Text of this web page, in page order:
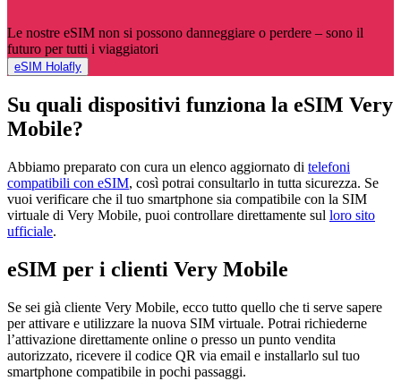
Le nostre eSIM non si possono danneggiare o perdere – sono il
futuro per tutti i viaggiatori
eSIM Holafly
Su quali dispositivi funziona la eSIM Very
Mobile?
Abbiamo preparato con cura un elenco aggiornato di telefoni
compatibili con eSIM, così potrai consultarlo in tutta sicurezza. Se
vuoi verificare che il tuo smartphone sia compatibile con la SIM
virtuale di Very Mobile, puoi controllare direttamente sul loro sito
ufficiale.
eSIM per i clienti Very Mobile
Se sei già cliente Very Mobile, ecco tutto quello che ti serve sapere
per attivare e utilizzare la nuova SIM virtuale. Potrai richiederne
l’attivazione direttamente online o presso un punto vendita
autorizzato, ricevere il codice QR via email e installarlo sul tuo
smartphone compatibile in pochi passaggi.